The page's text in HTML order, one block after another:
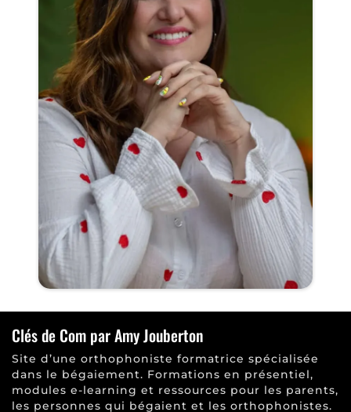
Clés de Com par Amy Jouberton
Site d’une orthophoniste formatrice spécialisée
dans le bégaiement. Formations en présentiel,
modules e-learning et ressources pour les parents,
les personnes qui bégaient et les orthophonistes.